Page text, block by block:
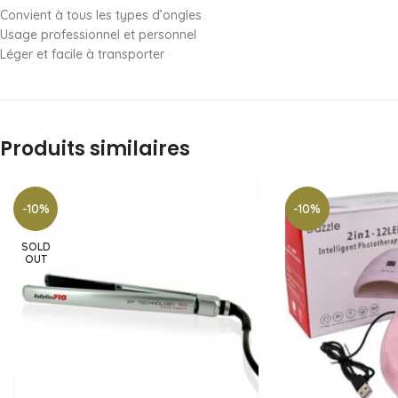
Convient à tous les types d’ongles
Usage professionnel et personnel
Léger et facile à transporter
Produits similaires
-10%
SOLD
OUT
-10%